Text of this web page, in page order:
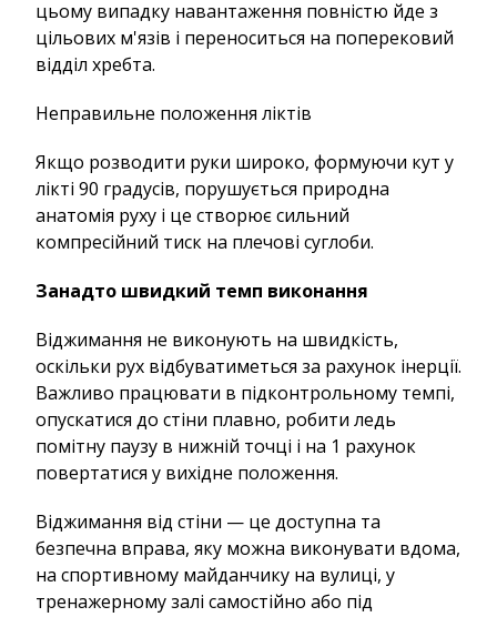
цьому випадку навантаження повністю йде з
цільових м'язів і переноситься на поперековий
відділ хребта.
Неправильне положення ліктів
Якщо розводити руки широко, формуючи кут у
лікті 90 градусів, порушується природна
анатомія руху і це створює сильний
компресійний тиск на плечові суглоби.
Занадто швидкий темп виконання
Віджимання не виконують на швидкість,
оскільки рух відбуватиметься за рахунок інерції.
Важливо працювати в підконтрольному темпі,
опускатися до стіни плавно, робити ледь
помітну паузу в нижній точці і на 1 рахунок
повертатися у вихідне положення.
Віджимання від стіни — це доступна та
безпечна вправа, яку можна виконувати вдома,
на спортивному майданчику на вулиці, у
тренажерному залі самостійно або під